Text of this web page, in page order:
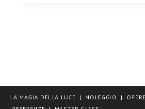
LA MAGIA DELLA LUCE | NOLEGGIO |